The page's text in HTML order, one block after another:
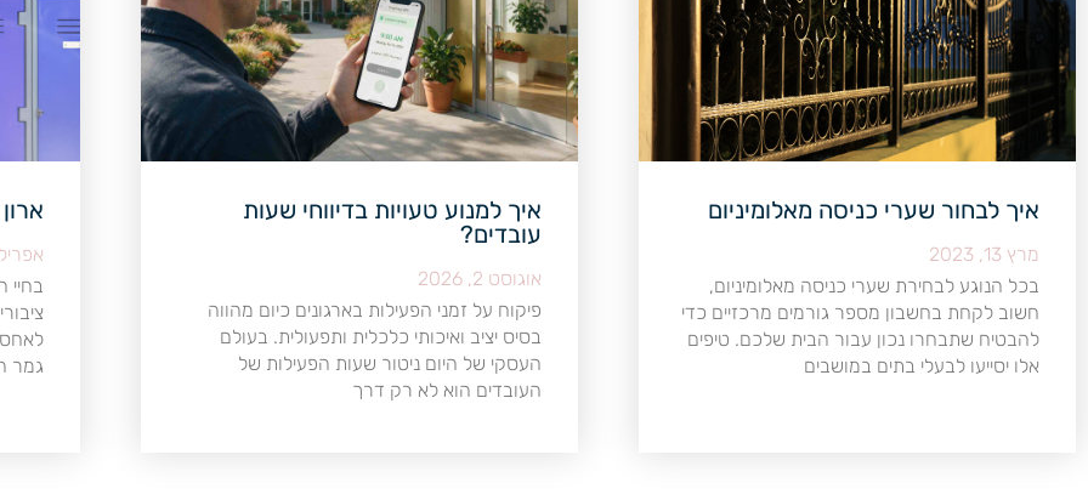
איך לבחור שערי כניסה מאלומיניום
מרץ 13, 2023
בכל הנוגע לבחירת שערי כניסה מאלומיניום,
חשוב לקחת בחשבון מספר גורמים מרכזיים כדי
להבטיח שתבחרו נכון עבור הבית שלכם. טיפים
אלו יסייעו לבעלי בתים במושבים
איך למנוע טעויות בדיווחי שעות
עובדים?
אוגוסט 2, 2026
פיקוח על זמני הפעילות בארגונים כיום מהווה
בסיס יציב ואיכותי כלכלית ותפעולית. בעולם
העסקי של היום ניטור שעות הפעילות של
העובדים הוא לא רק דרך
אפריל 24,
בחיי
גמר